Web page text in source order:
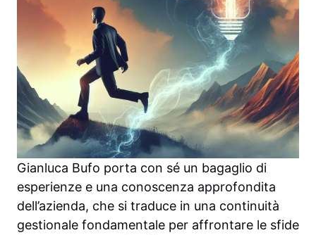
Gianluca Bufo porta con sé un bagaglio di
esperienze e una conoscenza approfondita
dell’azienda, che si traduce in una continuità
gestionale fondamentale per affrontare le sfide